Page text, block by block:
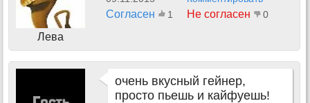
Лева
Согласен 1 Не согласен 0
очень вкусный гейнер,
просто пьешь и кайфуешь!